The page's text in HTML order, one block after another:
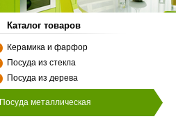
Каталог товаров
Керамика и фарфор
Посуда из стекла
Посуда из дерева
Посуда металлическая